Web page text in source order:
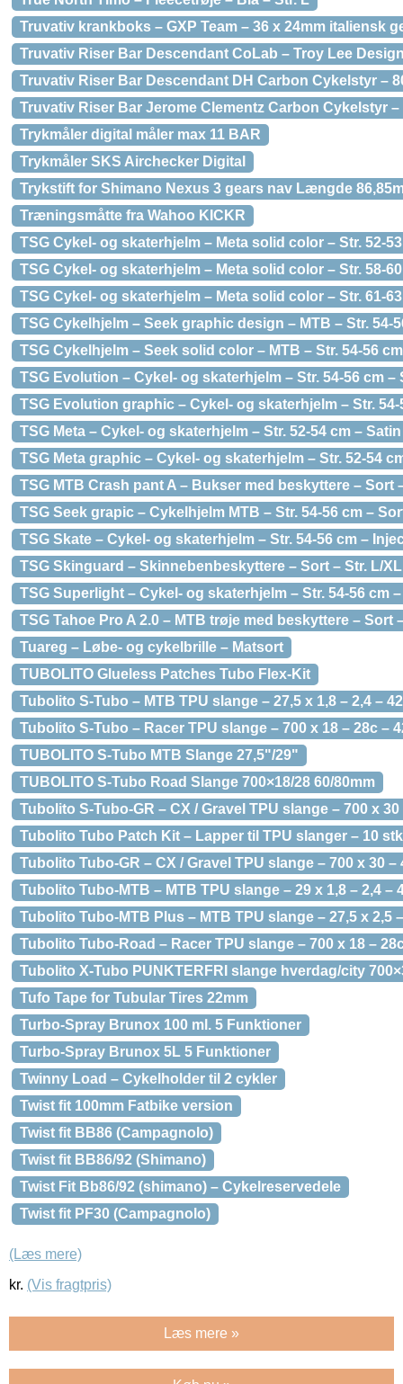
Truvativ krankboks – GXP Team – 36 x 24mm italiensk
Truvativ Riser Bar Descendant CoLab – Troy Lee
Truvativ Riser Bar Descendant DH Carbon Cykelstyr –
Truvativ Riser Bar Jerome Clementz Carbon Cykelstyr –
Trykmåler digital måler max 11 BAR
Trykmåler SKS Airchecker Digital
Trykstift for Shimano Nexus 3 gears nav Længde
Træningsmåtte fra Wahoo KICKR
TSG Cykel- og skaterhjelm – Meta solid color – Str. 52-
TSG Cykel- og skaterhjelm – Meta solid color – Str. 58-
TSG Cykel- og skaterhjelm – Meta solid color – Str. 61-
TSG Cykelhjelm – Seek graphic design – MTB – Str.
TSG Cykelhjelm – Seek solid color – MTB – Str. 54-56
TSG Evolution – Cykel- og skaterhjelm – Str. 54-56 cm –
TSG Evolution graphic – Cykel- og skaterhjelm – Str.
TSG Meta – Cykel- og skaterhjelm – Str. 52-54 cm –
TSG Meta graphic – Cykel- og skaterhjelm – Str. 52-54
TSG MTB Crash pant A – Bukser med beskyttere – Sort
TSG Seek grapic – Cykelhjelm MTB – Str. 54-56 cm –
TSG Skate – Cykel- og skaterhjelm – Str. 54-56 cm –
TSG Skinguard – Skinnebenbeskyttere – Sort – Str. L/XL
TSG Superlight – Cykel- og skaterhjelm – Str. 54-56 cm
TSG Tahoe Pro A 2.0 – MTB trøje med beskyttere – Sort
Tuareg – Løbe- og cykelbrille – Matsort
TUBOLITO Glueless Patches Tubo Flex-Kit
Tubolito S-Tubo – MTB TPU slange – 27,5 x 1,8 – 2,4 –
Tubolito S-Tubo – Racer TPU slange – 700 x 18 – 28c –
TUBOLITO S-Tubo MTB Slange 27,5"/29"
TUBOLITO S-Tubo Road Slange 700×18/28 60/80mm
Tubolito S-Tubo-GR – CX / Gravel TPU slange – 700 x
Tubolito Tubo Patch Kit – Lapper til TPU slanger – 10
Tubolito Tubo-GR – CX / Gravel TPU slange – 700 x 30
Tubolito Tubo-MTB – MTB TPU slange – 29 x 1,8 – 2,4 –
Tubolito Tubo-MTB Plus – MTB TPU slange – 27,5 x 2,5
Tubolito Tubo-Road – Racer TPU slange – 700 x 18 –
Tubolito X-Tubo PUNKTERFRI slange hverdag/city
Tufo Tape for Tubular Tires 22mm
Turbo-Spray Brunox 100 ml. 5 Funktioner
Turbo-Spray Brunox 5L 5 Funktioner
Twinny Load – Cykelholder til 2 cykler
Twist fit 100mm Fatbike version
Twist fit BB86 (Campagnolo)
Twist fit BB86/92 (Shimano)
Twist Fit Bb86/92 (shimano) – Cykelreservedele
Twist fit PF30 (Campagnolo)
(Læs mere)
kr. (Vis fragtpris)
Læs mere »